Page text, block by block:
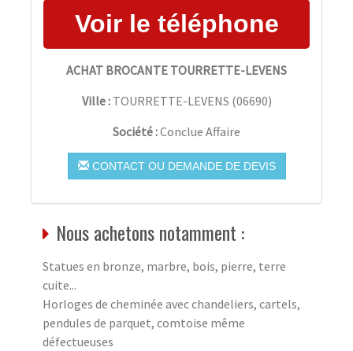
ACHAT BROCANTE TOURRETTE-LEVENS
Ville : TOURRETTE-LEVENS (06690)
Société :Conclue Affaire
CONTACT OU DEMANDE DE DEVIS
Nous achetons notamment :
Statues en bronze, marbre, bois, pierre, terre
cuite...
Horloges de cheminée avec chandeliers, cartels,
pendules de parquet, comtoise même
défectueuses